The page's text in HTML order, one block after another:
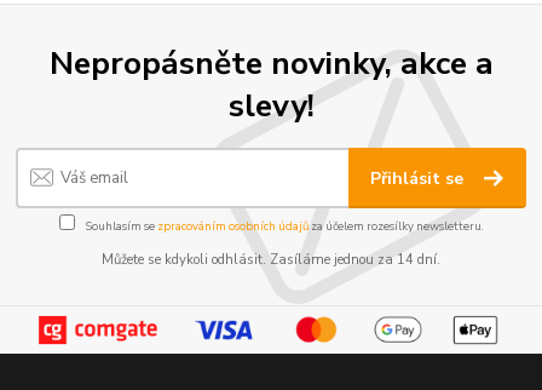
Nepropásněte novinky, akce a
slevy!
Přihlásit se
Souhlasím se zpracováním osobních údajůza účelem rozesílky newsletteru.
Můžete se kdykoli odhlásit. Zasíláme jednou za 14 dní.